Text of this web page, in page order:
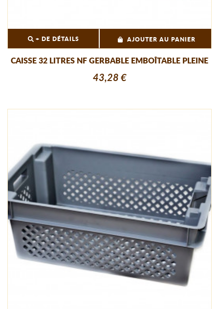
+ DE DÉTAILS AJOUTER AU PANIER
CAISSE 32 LITRES NF GERBABLE EMBOÎTABLE PLEINE
43,28 €